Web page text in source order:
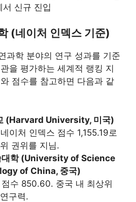
신규 진입
(네이처 인덱스 기준)
과학 분야의 연구 성과를 기준
을 평가하는 세계적 랭킹 지
점수를 참고하면 다음과 같
(Harvard University, 미국)
이처 인덱스 점수 1,155.19로
권위를 지님.
대학 (University of Science
of China, 중국)
수 850.60. 중국 내 최상위
구력.